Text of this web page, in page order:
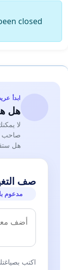
closed.
ابدأ
هل
لا
صاحب
هل
صف
مدعوم
اكتب